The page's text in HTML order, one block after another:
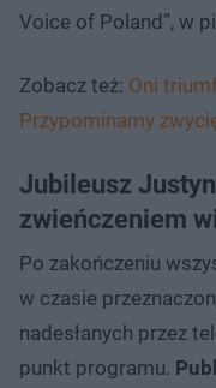
Voice of Poland”, w
Zobacz też: Oni
Przypominamy
Jubileusz
zwieńczeniem
Po zakończeniu
w czasie
nadesłanych przez
punkt programu.